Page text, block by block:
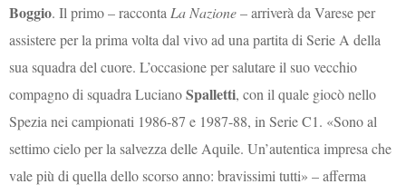
Boggio. Il primo – racconta La Nazione– arriverà da Varese per
assistere per la prima volta dal vivo ad una partita di Serie A della
sua squadra del cuore. L’occasione per salutare il suo vecchio
compagno di squadra LucianoSpalletti, con il quale giocò nello
Spezia nei campionati 1986-87 e 1987-88, in Serie C1. «Sono al
settimo cielo per la salvezza delle Aquile. Un’autentica impresa che
vale più di quella dello scorso anno: bravissimi tutti» – afferma